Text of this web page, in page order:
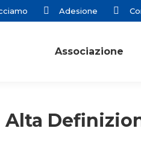
Adesione
Associazione